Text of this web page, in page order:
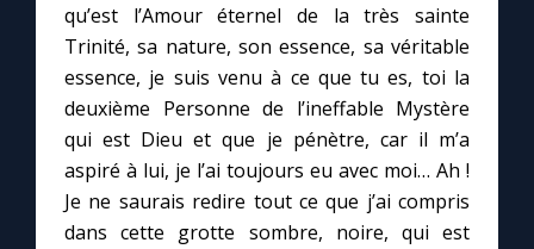
qu’est l’Amour éternel de la très sainte
Trinité, sa nature, son essence, sa véritable
essence, je suis venu à ce que tu es, toi la
deuxième Personne de l’ineffable Mystère
qui est Dieu et que je pénètre, car il m’a
aspiré à lui, je l’ai toujours eu avec moi… Ah !
Je ne saurais redire tout ce que j’ai compris
dans cette grotte sombre, noire, qui est